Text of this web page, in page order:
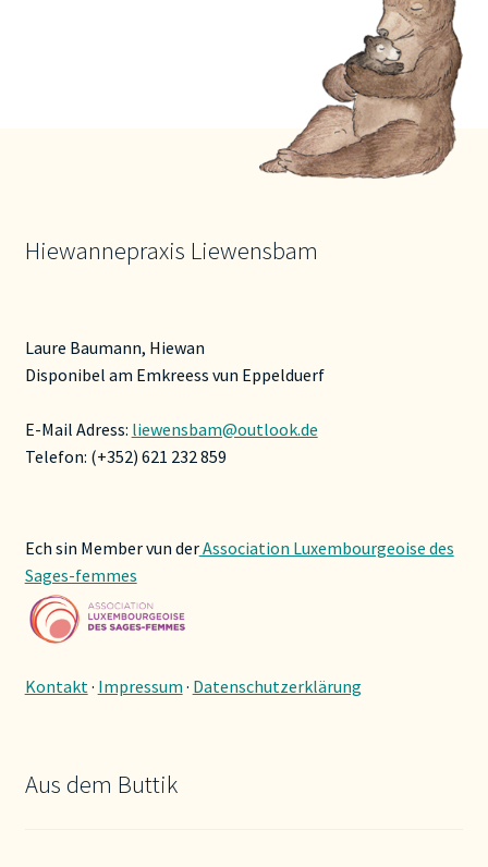
Hiewannepraxis Liewensbam
Laure Baumann, Hiewan
Disponibel am Emkreess vun Eppelduerf
E-Mail Adress: liewensbam@outlook.de
Telefon: (+352) 621 232 859
Ech sin Member vun derAssociation Luxembourgeoise des
Sages-femmes
Kontakt · Impressum · Datenschutzerklärung
Aus dem Buttik